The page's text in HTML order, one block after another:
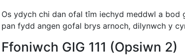
Os ydych chi dan ofal tîm iechyd meddwl a
pan fydd angen gofal brys arnoch, dilynwch y
Ffoniwch GIG 111 (Opsiwn 2)